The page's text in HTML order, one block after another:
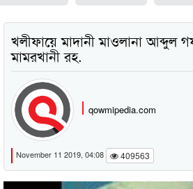
খলীফায়ে মাদানী মাওলানা আব্দুল
মামরখানী রহ.
qowmipedia.com
November 11 2019, 04:08 409563